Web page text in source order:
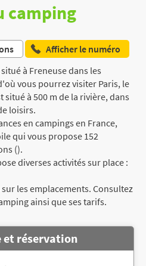
camping
Afficher le numéro
à Freneuse dans les
vous pourrez visiter Paris, le
situé à 500 m de la rivière, dans
loisirs.
en campings en France,
qui vous propose 152
().
diverses activités sur place :
les emplacements. Consultez
ainsi que ses tarifs.
et réservation